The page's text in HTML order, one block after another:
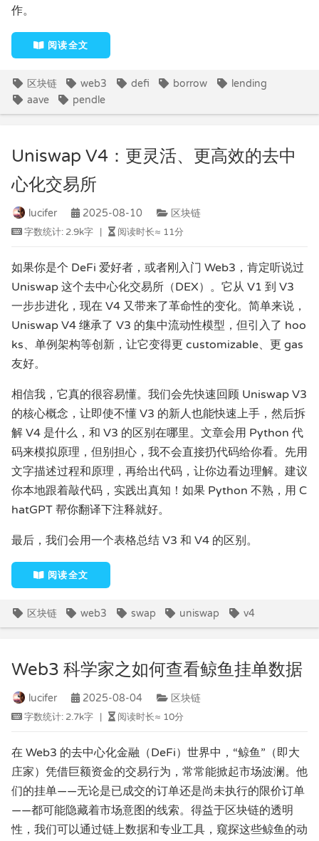
作。
阅读全文
区块链 web3 defi borrow
lending
aave
pendle
Uniswap V4：更灵活、更高效的去中
心化交易所
lucifer 2025-08-10 区块链
字数统计: 2.9k字 阅读时长≈ 11分
如果你是个 DeFi 爱好者，或者刚入门 Web3，肯定听说过
Uniswap 这个去中心化交易所（DEX）。它从 V1 到 V3
一步步进化，现在 V4 又带来了革命性的变化。简单来说，
Uniswap V4 继承了 V3 的集中流动性模型，但引入了 hoo
ks、单例架构等创新，让它变得更 customizable、更 gas
友好。
相信我，它真的很容易懂。我们会先快速回顾 Uniswap V3
的核心概念，让即使不懂 V3 的新人也能快速上手，然后拆
解 V4 是什么，和 V3 的区别在哪里。文章会用 Python 代
码来模拟原理，但别担心，我不会直接扔代码给你看。先用
文字描述过程和原理，再给出代码，让你边看边理解。建议
你本地跟着敲代码，实践出真知！如果 Python 不熟，用 C
hatGPT 帮你翻译下注释就好。
最后，我们会用一个表格总结 V3 和 V4 的区别。
阅读全文
区块链 web3 swap uniswap v4
Web3 科学家之如何查看鲸鱼挂单数据
lucifer 2025-08-04 区块链
字数统计: 2.7k字 阅读时长≈ 10分
在 Web3 的去中心化金融（DeFi）世界中，“鲸鱼”（即大
庄家）凭借巨额资金的交易行为，常常能掀起市场波澜。他
们的挂单——无论是已成交的订单还是尚未执行的限价订单
——都可能隐藏着市场意图的线索。得益于区块链的透明
性，我们可以通过链上数据和专业工具，窥探这些鲸鱼的动